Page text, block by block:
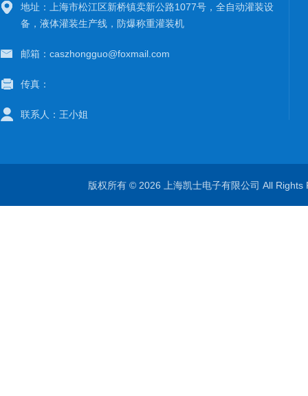
地址：上海市松江区新桥镇卖新公路1077号，全自动灌装设
备，液体灌装生产线，防爆称重灌装机
邮箱：caszhongguo@foxmail.com
传真：
联系人：王小姐
版权所有 © 2026 上海凯士电子有限公司 All